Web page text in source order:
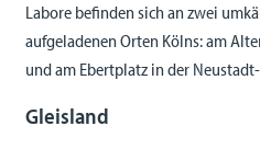
Labore befinden sich an zwei
aufgeladenen Orten Kölns: am
und am Ebertplatz in der
Gleisland